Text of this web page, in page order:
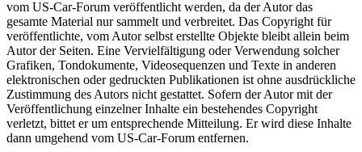
vom US-Car-Forum veröffentlicht werden, da der Autor das
gesamte Material nur sammelt und verbreitet. Das Copyright für
veröffentlichte, vom Autor selbst erstellte Objekte bleibt allein beim
Autor der Seiten. Eine Vervielfältigung oder Verwendung solcher
Grafiken, Tondokumente, Videosequenzen und Texte in anderen
elektronischen oder gedruckten Publikationen ist ohne ausdrückliche
Zustimmung des Autors nicht gestattet. Sofern der Autor mit der
Veröffentlichung einzelner Inhalte ein bestehendes Copyright
verletzt, bittet er um entsprechende Mitteilung. Er wird diese Inhalte
dann umgehend vom US-Car-Forum entfernen.